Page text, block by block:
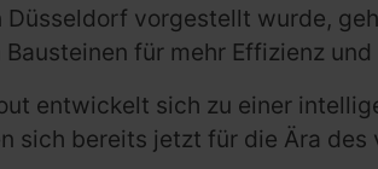
Düsseldorf vorgestellt wurde,
für mehr Effizienz
entwickelt sich zu einer
sich bereits jetzt für die Ära des